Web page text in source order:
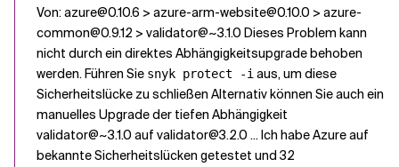
Von: azure@0.10.6 > azure-arm-website@0.10.0 > azure-
common@0.9.12 > validator@~3.1.0 Dieses Problem kann
nicht durch ein direktes Abhängigkeitsupgrade behoben
werden. Führen Sie snyk protect -i aus, um diese
Sicherheitslücke zu schließen Alternativ können Sie auch ein
manuelles Upgrade der tiefen Abhängigkeit
validator@~3.1.0 auf validator@3.2.0 ... Ich habe Azure auf
bekannte Sicherheitslücken getestet und 32